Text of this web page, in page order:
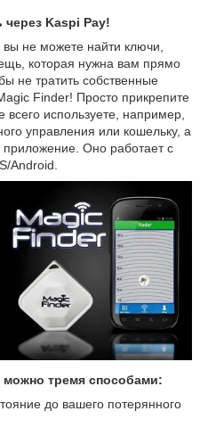
Kaspi Pay!
не можете найти ключи,
которая нужна вам прямо
не тратить собственные
Finder! Просто прикрепите
используете, например,
управления или кошельку, а
приложение. Оно работает с
Android.
тремя способами:
до вашего потерянного